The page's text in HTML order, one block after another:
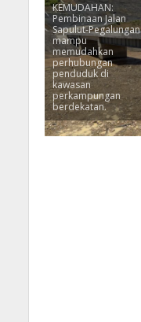
KEMUDAHAN:
Pembinaan Jalan
Sapulut-Pegalungan
mampu
memudahkan
perhubungan
penduduk di
kawasan
perkampungan
berdekatan.